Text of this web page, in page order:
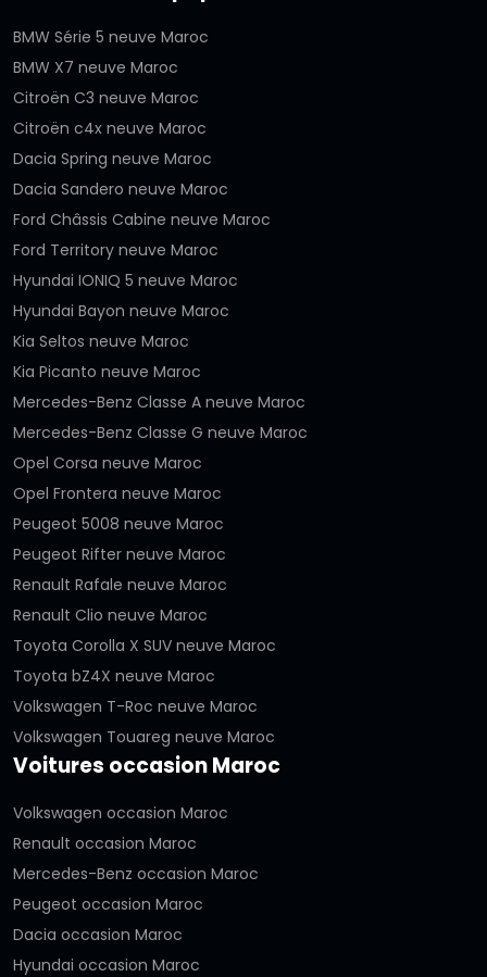
BMW Série 5 neuve Maroc
BMW X7 neuve Maroc
Citroën C3 neuve Maroc
Citroën c4x neuve Maroc
Dacia Spring neuve Maroc
Dacia Sandero neuve Maroc
Ford Châssis Cabine neuve Maroc
Ford Territory neuve Maroc
Hyundai IONIQ 5 neuve Maroc
Hyundai Bayon neuve Maroc
Kia Seltos neuve Maroc
Kia Picanto neuve Maroc
Mercedes-Benz Classe A neuve Maroc
Mercedes-Benz Classe G neuve Maroc
Opel Corsa neuve Maroc
Opel Frontera neuve Maroc
Peugeot 5008 neuve Maroc
Peugeot Rifter neuve Maroc
Renault Rafale neuve Maroc
Renault Clio neuve Maroc
Toyota Corolla X SUV neuve Maroc
Toyota bZ4X neuve Maroc
Volkswagen T-Roc neuve Maroc
Volkswagen Touareg neuve Maroc
Voitures occasion Maroc
Volkswagen occasion Maroc
Renault occasion Maroc
Mercedes-Benz occasion Maroc
Peugeot occasion Maroc
Dacia occasion Maroc
Hyundai occasion Maroc